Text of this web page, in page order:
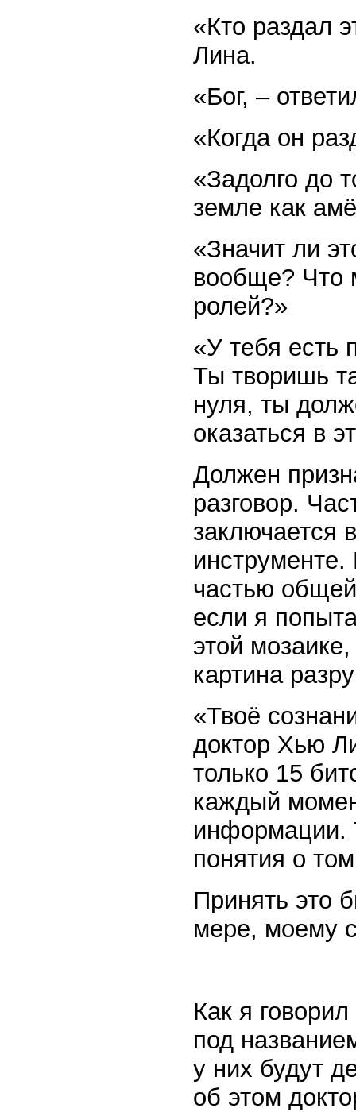
«Кто раздал
Лина.
«Бог, –
«Когда он
«Задолго до
земле как
«Значит ли
вообще? Что
ролей?»
«У тебя есть
Ты творишь
нуля, ты
оказаться в
Должен
разговор.
заключается
частью
если я
этой
картина
«Твоё
доктор Хью
только 15
каждый
информации.
понятия о
Принять это
мере, моему
Как я
под
у них будут
об этом